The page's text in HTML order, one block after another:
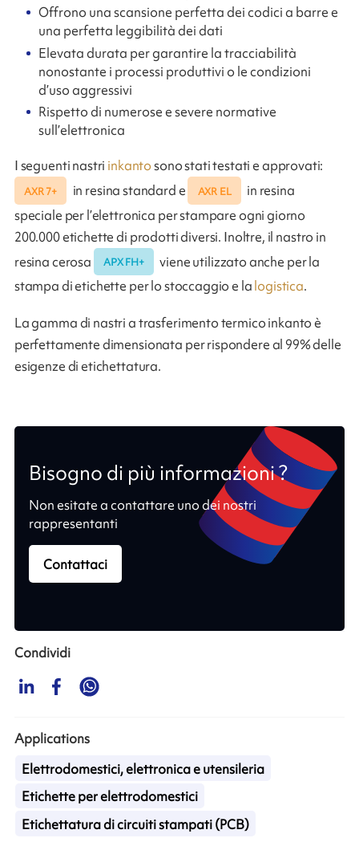
Offrono una scansione perfetta dei codici a barre e
una perfetta leggibilità dei dati
Elevata durata per garantire la tracciabilità
nonostante i processi produttivi o le condizioni
d’uso aggressivi
Rispetto di numerose e severe normative
sull’elettronica
I seguenti nastri inkantosono stati testati e approvati:
AXR 7+ in resina standard e AXR EL
in resina
speciale per l’elettronica per stampare ogni giorno
200.000 etichette di prodotti diversi. Inoltre, il nastro in
resina cerosa
APX FH+
viene utilizzato anche per la
stampa di etichette per lo stoccaggio e lalogistica.
La gamma di nastri a trasferimento termico inkanto è
perfettamente dimensionata per rispondere al 99% delle
esigenze di etichettatura.
Bisogno di più informazioni ?
Non esitate a contattare uno dei nostri
rappresentanti
Contattaci
Condividi
Applications
Elettrodomestici, elettronica e utensileria
Etichette per elettrodomestici
Etichettatura di circuiti stampati (PCB)